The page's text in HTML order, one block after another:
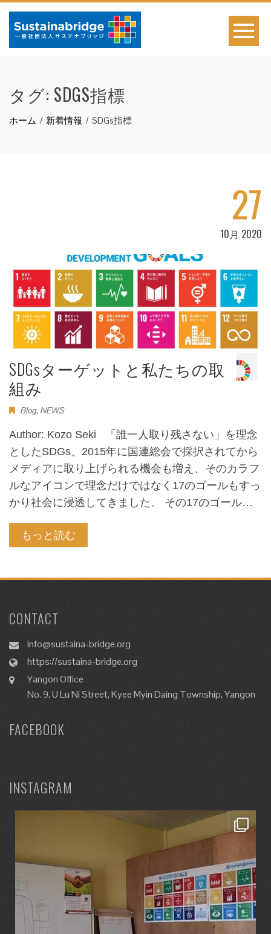
タグ: SDGS指標
ホーム 新着情報 SDGs指標
27
10月 2020
SDGsターゲットと私たちの取
組み
Blog, NEWS
Author: Kozo Seki 「誰一人取り残さない」を理念
としたSDGs、2015年に国連総会で採択されてから
メディアに取り上げられる機会も増え、そのカラフ
ルなアイコンで理念だけではなく17のゴールもすっ
かり社会に浸透してきました。 その17のゴール…
もっと読む
CONTACT
info@sustaina-bridge.org
https://sustaina-bridge.org
Yangon Office
No. 9, U Lu Ni Street, Kyee Myin Daing Township, Yangon
FACEBOOK
INSTAGRAM